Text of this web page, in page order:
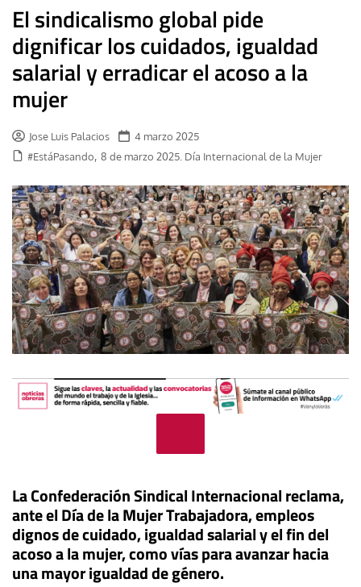
El sindicalismo global pide
dignificar los cuidados, igualdad
salarial y erradicar el acoso a la
mujer
Jose Luis Palacios
4 marzo 2025
#EstáPasando, 8 de marzo 2025. Día Internacional de la Mujer
La Confederación Sindical Internacional reclama,
ante el Día de la Mujer Trabajadora, empleos
dignos de cuidado, igualdad salarial y el fin del
acoso a la mujer, como vías para avanzar hacia
una mayor igualdad de género.